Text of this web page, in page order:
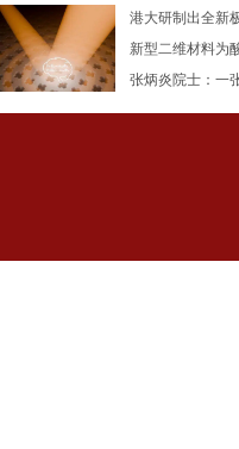
港大研制出全新
新型二维材料为
张炳炎院士：一